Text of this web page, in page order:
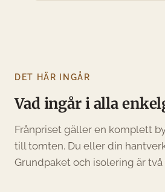
DET HÄR INGÅR
Vad ingår i alla
Frånpriset gäller en komplett
till tomten. Du eller din
Grundpaket och isolering är